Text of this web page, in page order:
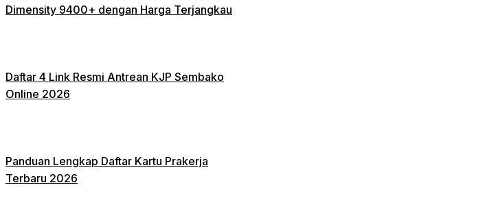
Dimensity 9400+ dengan Harga Terjangkau
Daftar 4 Link Resmi Antrean KJP Sembako
Online 2026
Panduan Lengkap Daftar Kartu Prakerja
Terbaru 2026